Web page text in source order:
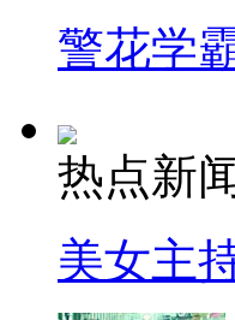
警花学
热点新
美女主